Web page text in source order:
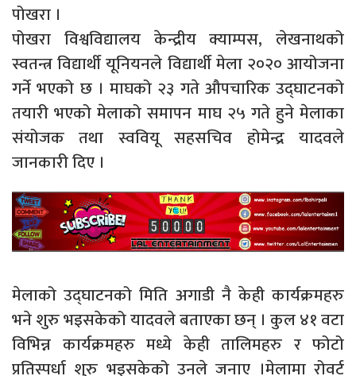
पोखरा ।
पोखरा विश्वविद्यालय केन्द्रीय क्याम्पस, लेखनाथको
स्वतन्त्र विद्यार्थी यूनियनले विद्यार्थी मेला २०२० आयोजना
गर्ने भएको छ । माघको २३ गते औपचारिक उद्घाटनको
तयारी भएको मेलाको समापन माघ २५ गते हुने मेलाका
संयोजक तथा स्ववियू सहसचिव होमेन्द्र यादवले
जानकारी दिए ।
मेलाको उद्घाटनको मिति अगाडी नै केही कार्यक्रमहरु
भने शुरु भइसकेको यादवले बताएका छन् । कुल ४१ वटा
विभिन्न कार्यक्रमहरु मध्ये केही तालिमहरु र फोटो
प्रतिस्पर्धा शुरु भइसकेको उनले जनाए ।मेलामा रोवर्ट